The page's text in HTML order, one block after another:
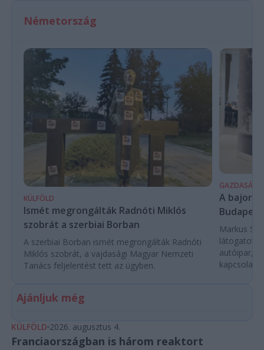
Németország
KÜLFÖLD
Ismét megrongálták Radnóti Miklós
szobrát a szerbiai Borban
A szerbiai Borban ismét megrongálták Radnóti
Miklós szobrát, a vajdasági Magyar Nemzeti
Tanács feljelentést tett az ügyben.
GAZDASÁG
A bajor
Markus
látogatott
autóipar,
Ajánljuk még
KÜLFÖLD 2026. augusztus 4.
Franciaországban is három reaktort